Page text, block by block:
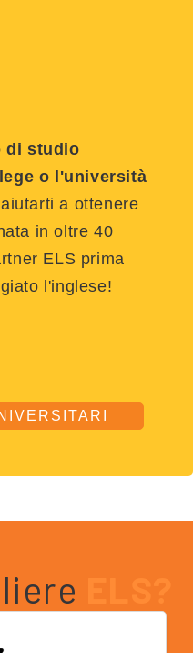
di studio
o l'università
a ottenere
in oltre 40
ELS prima
l'inglese!